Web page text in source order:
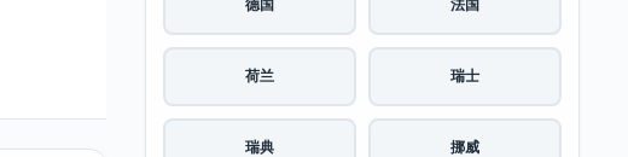
德国 法国
荷兰 瑞士
瑞典 挪威